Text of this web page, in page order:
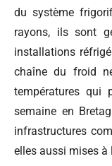
du système
rayons, ils sont
installations
chaîne du froid
températures qui
semaine en
infrastructures
elles aussi mises à